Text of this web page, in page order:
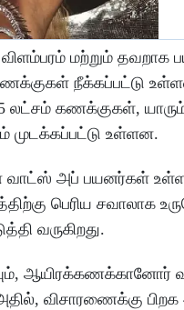
மற்றும் தவறாக
நீக்கப்பட்டு
லட்சம் கணக்குகள்,
முடக்கப்பட்டு உள்ளன.
அப் பயனர்கள் உள்ள
பெரிய சவாலாக
வருகிறது.
ஆயிரக்கணக்கானோர்
அதில், விசாரணைக்கு